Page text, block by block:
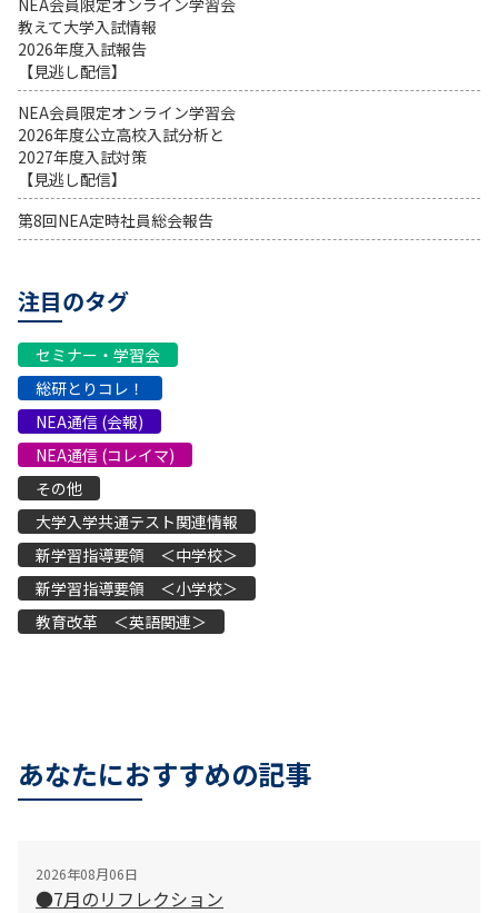
NEA会員限定オンライン学習会
教えて大学入試情報
2026年度入試報告
【見逃し配信】
NEA会員限定オンライン学習会
2026年度公立高校入試分析と
2027年度入試対策
【見逃し配信】
第8回NEA定時社員総会報告
注目のタグ
セミナー・学習会
総研とりコレ！
NEA通信 (会報)
NEA通信 (コレイマ)
その他
大学入学共通テスト関連情報
新学習指導要領 ＜中学校＞
新学習指導要領 ＜小学校＞
教育改革 ＜英語関連＞
あなたにおすすめの記事
2026年08月06日
●7月のリフレクション